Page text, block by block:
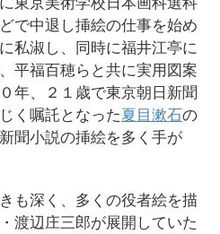
で中退し挿絵の仕事を始め
に私淑し、同時に福井江亭に
平福百穂らと共に実用図案
年、２１歳で東京朝日新聞
く嘱託となった夏目漱石の
聞小説の挿絵を多く手が
も深く、多くの役者絵を描
渡辺庄三郎が展開していた